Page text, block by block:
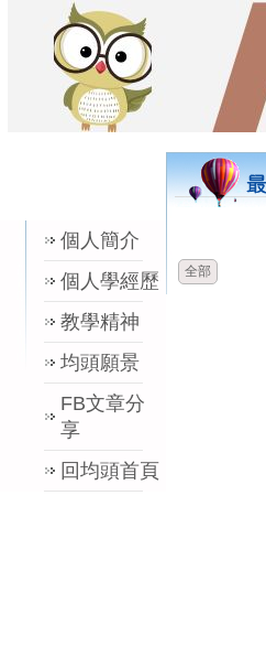
個人簡介
個人學經歷
教學精神
均頭願景
FB文章分
享
回均頭首頁
全部